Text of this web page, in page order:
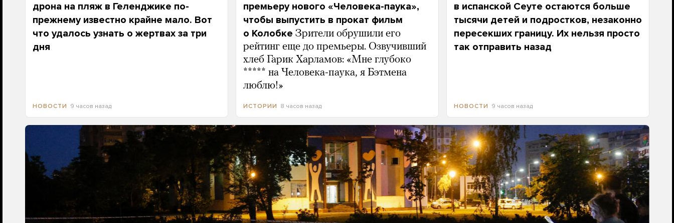
дрона на пляж в Геленджике по-
прежнему известно крайне мало. Вот
что удалось узнать о жертвах за три
дня
НОВОСТИ 9 часов назад
премьеру нового «Человека-паука»,
чтобы выпустить в прокат фильм
о Колобке Зрители обрушили его
рейтинг еще до премьеры. Озвучивший
хлеб Гарик Харламов: «Мне глубоко
***** на Человека-паука, я Бэтмена
люблю!»
ИСТОРИИ 8 часов назад
в испанской Сеуте остаются больше
тысячи детей и подростков, незаконно
пересекших границу. Их нельзя просто
так отправить назад
НОВОСТИ 9 часов назад